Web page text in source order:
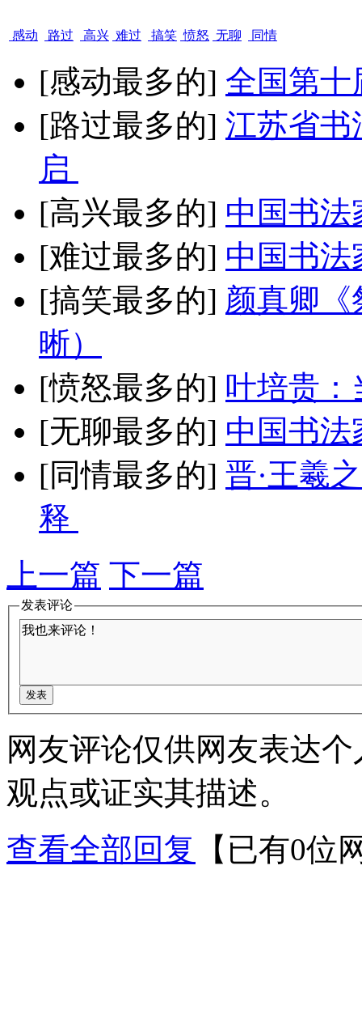
感动 路过 高兴 难过 搞笑 愤怒 无聊 同情
[感动最多的] 全国第十
[路过最多的] 江苏省书
启
[高兴最多的] 中国书法
[难过最多的] 中国书法
[搞笑最多的] 颜真卿《
晰）
[愤怒最多的] 叶培贵：
[无聊最多的] 中国书法
[同情最多的] 晋·王羲
释
上一篇 下一篇
发表评论
网友评论仅供网友表达
观点或证实其描述。
查看全部回复
【已有0位